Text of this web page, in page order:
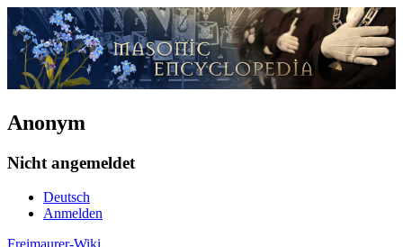
Anonym
Nicht angemeldet
Deutsch
Anmelden